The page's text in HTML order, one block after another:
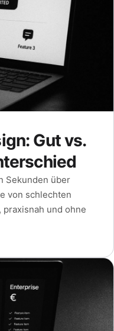
Gut vs.
Sekunden über
von schlechten
und ohne